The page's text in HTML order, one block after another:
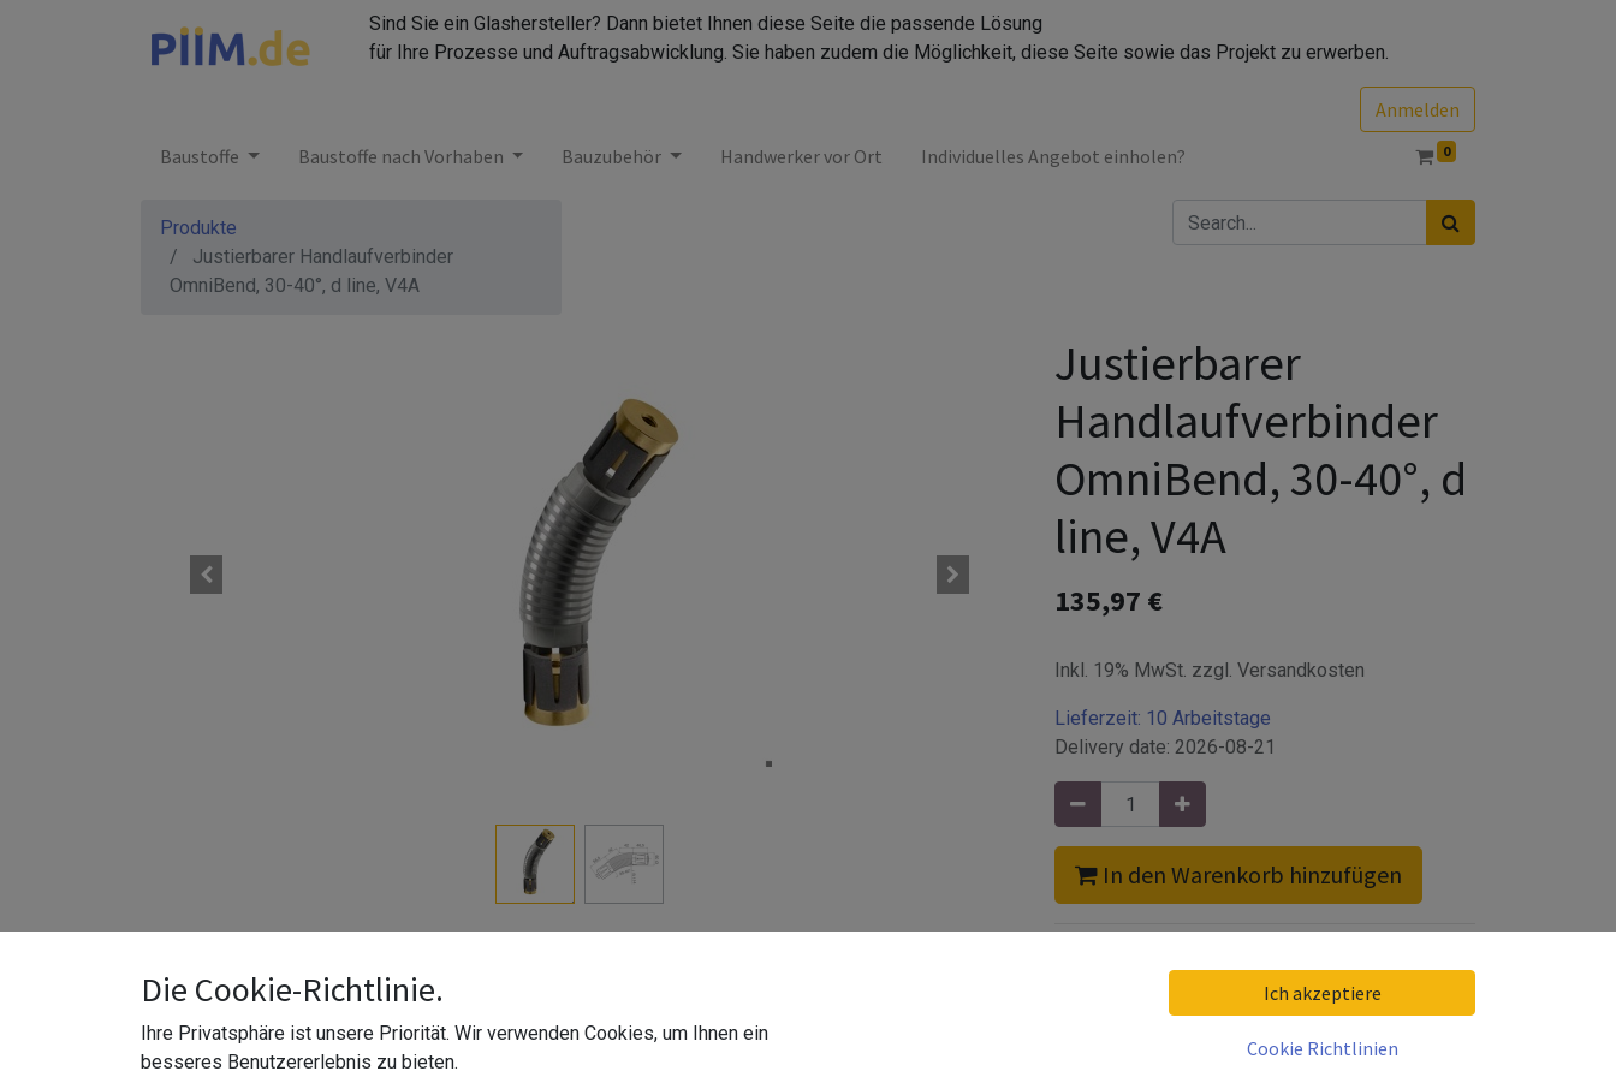
Sind Sie ein Glashersteller? Dann bietet Ihnen diese Seite die passende Lösung
für Ihre Prozesse und Auftragsabwicklung. Sie haben zudem die Möglichkeit, diese Seite sowie das Projekt zu erwerben.
Anmelden
Baustoffe
Baustoffe nach Vorhaben Bauzubehör Handwerker vor Ort Individuelles Angebot einholen? 0
Produkte
Justierbarer Handlaufverbinder
OmniBend, 30-40°, d line, V4A
Justierbarer
Handlaufverbinder
OmniBend, 30-40°, d
line, V4A
135,97 €
Inkl. 19% MwSt. zzgl. Versandkosten
Lieferzeit: 10 Arbeitstage
Delivery date: 2026-08-21
In den Warenkorb hinzufügen
MOD 4639 | vormontiert | für Rohr Ø38 mm | Edelstahl V4A, glasperlengestrahlt | für den Außenbereich
Z-Material:Edelstahl 316 (V4A)
Z-Verwendung:Außenbereich
Die Cookie-Richtlinie.
Ihre Privatsphäre ist unsere Priorität. Wir verwenden Cookies, um Ihnen ein
besseres Benutzererlebnis zu bieten.
Ich akzeptiere
Cookie Richtlinien